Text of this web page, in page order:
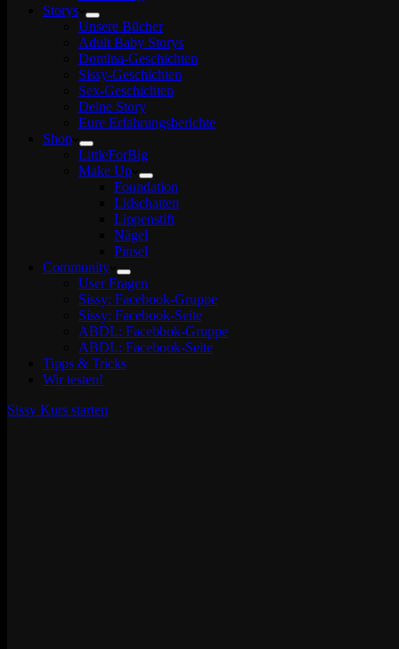
Storys
Unsere Bücher
Adult Baby Storys
Domina-Geschichten
Sissy-Geschichten
Sex-Geschichten
Deine Story
Eure Erfahrungsberichte
Shop
LittleForBig
Make Up
Foundation
Lidschatten
Lippenstift
Nägel
Pinsel
Community
User Fragen
Sissy: Facebook-Gruppe
Sissy: Facebook-Seite
ABDL: Facebbok-Gruppe
ABDL: Facebook-Seite
Tipps & Tricks
Wir testen!
Sissy Kurs starten